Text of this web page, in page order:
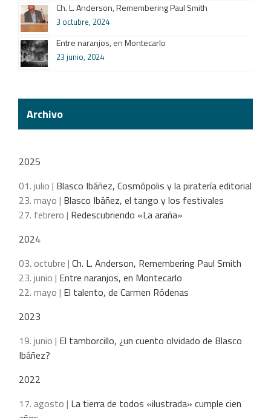
Ch. L. Anderson, Remembering Paul Smith
3 octubre, 2024
Entre naranjos, en Montecarlo
23 junio, 2024
Archivo
2025
01. julio | Blasco Ibáñez, Cosmópolis y la piratería editorial
23. mayo | Blasco Ibáñez, el tango y los festivales
27. febrero | Redescubriendo «La araña»
2024
03. octubre | Ch. L. Anderson, Remembering Paul Smith
23. junio | Entre naranjos, en Montecarlo
22. mayo | El talento, de Carmen Ródenas
2023
19. junio | El tamborcillo, ¿un cuento olvidado de Blasco
Ibáñez?
2022
17. agosto | La tierra de todos «ilustrada» cumple cien